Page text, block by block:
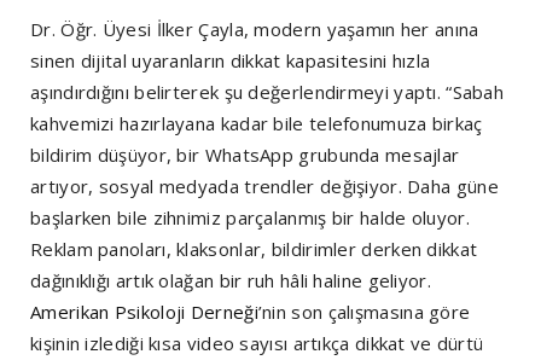
Dr. Öğr. Üyesi İlker Çayla, modern yaşamın her anına
sinen dijital uyaranların dikkat kapasitesini hızla
aşındırdığını belirterek şu değerlendirmeyi yaptı. “Sabah
kahvemizi hazırlayana kadar bile telefonumuza birkaç
bildirim düşüyor, bir WhatsApp grubunda mesajlar
artıyor, sosyal medyada trendler değişiyor. Daha güne
başlarken bile zihnimiz parçalanmış bir halde oluyor.
Reklam panoları, klaksonlar, bildirimler derken dikkat
dağınıklığı artık olağan bir ruh hâli haline geliyor.
Amerikan Psikoloji Derneği’nin son çalışmasına göre
kişinin izlediği kısa video sayısı artıkça dikkat ve dürtü